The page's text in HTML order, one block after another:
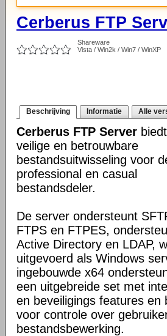
Cerberus FTP
Shareware
Vista / Win2k / Win7 / WinXP
Beschrijving Informatie Alle
Cerberus FTP Server
veilige en betrouwbare
bestandsuitwisseling voor
professional en casual
bestandsdeler.
De server ondersteunt
FTPS en FTPES,
Active Directory en LDAP,
uitgevoerd als Windows
ingebouwde x64
een uitgebreide set met
en beveiligings features en
voor controle over
bestandsbewerking.